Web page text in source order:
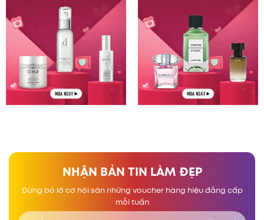
NHẬN BẢN TIN LÀM ĐẸP
Đừng bỏ lỡ cơ hội săn những voucher hàng hiệu đẳng cấp
mỗi tuần